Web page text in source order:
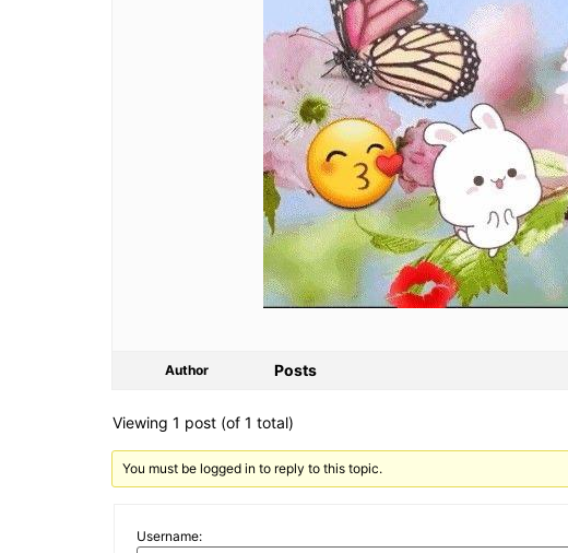
Author Posts
Viewing 1 post (of 1 total)
You must be logged in to reply to this topic.
Username: